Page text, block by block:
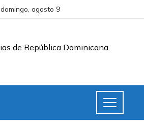
domingo, agosto 9